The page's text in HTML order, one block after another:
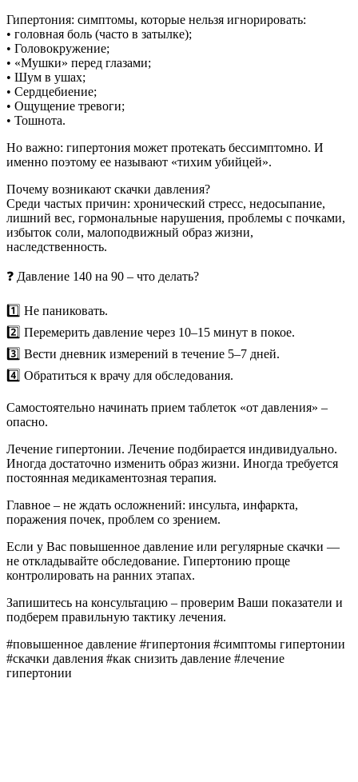
Гипертония: симптомы, которые нельзя игнорировать:
• головная боль (часто в затылке);
• Головокружение;
• «Мушки» перед глазами;
• Шум в ушах;
• Сердцебиение;
• Ощущение тревоги;
• Тошнота.
Но важно: гипертония может протекать бессимптомно. И
именно поэтому ее называют «тихим убийцей».
Почему возникают скачки давления?
Среди частых причин: хронический стресс, недосыпание,
лишний вес, гормональные нарушения, проблемы с почками,
избыток соли, малоподвижный образ жизни,
наследственность.
❓ Давление 140 на 90 – что делать?
1️⃣ Не паниковать.
2️⃣ Перемерить давление через 10–15 минут в покое.
3️⃣ Вести дневник измерений в течение 5–7 дней.
4️⃣ Обратиться к врачу для обследования.
Самостоятельно начинать прием таблеток «от давления» –
опасно.
Лечение гипертонии. Лечение подбирается индивидуально.
Иногда достаточно изменить образ жизни. Иногда требуется
постоянная медикаментозная терапия.
Главное – не ждать осложнений: инсульта, инфаркта,
поражения почек, проблем со зрением.
Если у Вас повышенное давление или регулярные скачки —
не откладывайте обследование. Гипертонию проще
контролировать на ранних этапах.
Запишитесь на консультацию – проверим Ваши показатели и
подберем правильную тактику лечения.
#повышенное давление #гипертония #симптомы гипертонии
#скачки давления #как снизить давление #лечение
гипертонии